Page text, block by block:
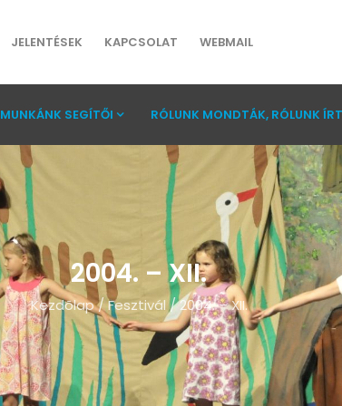
JELENTÉSEK KAPCSOLAT WEBMAIL
MUNKÁNK SEGÍTŐI RÓLUNK MONDTÁK, RÓLUNK
2004. – XII.
Kezdõlap/Fesztivál/2004. – XII.